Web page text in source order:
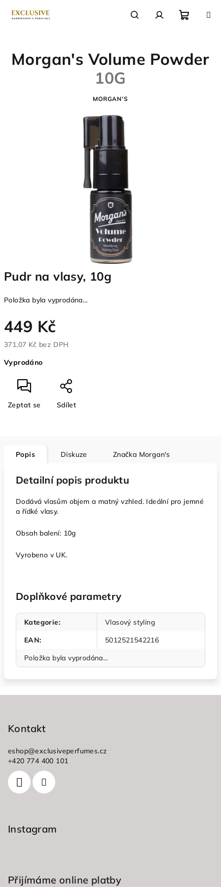
košík
Pudr na vlasy, 10g
Položka byla vyprodána…
449 Kč
371,07 Kč bez DPH
cena:
Vyprodáno
Zeptat se Sdílet
Morgan's Volume Powder
10G
MORGAN'S
Popis Diskuze Značka Morgan's
Detailní popis produktu
Dodává vlasům objem a matný vzhled. Ideální pro jemné
a řídké vlasy.
Obsah balení: 10g
Vyrobeno v UK.
Doplňkové parametry
Kategorie:
Vlasový styling
EAN:
5012521542216
Položka byla vyprodána…
Kontakt
eshop@exclusiveperfumes.cz
+420 774 400 101
Instagram
Přijímáme online platby